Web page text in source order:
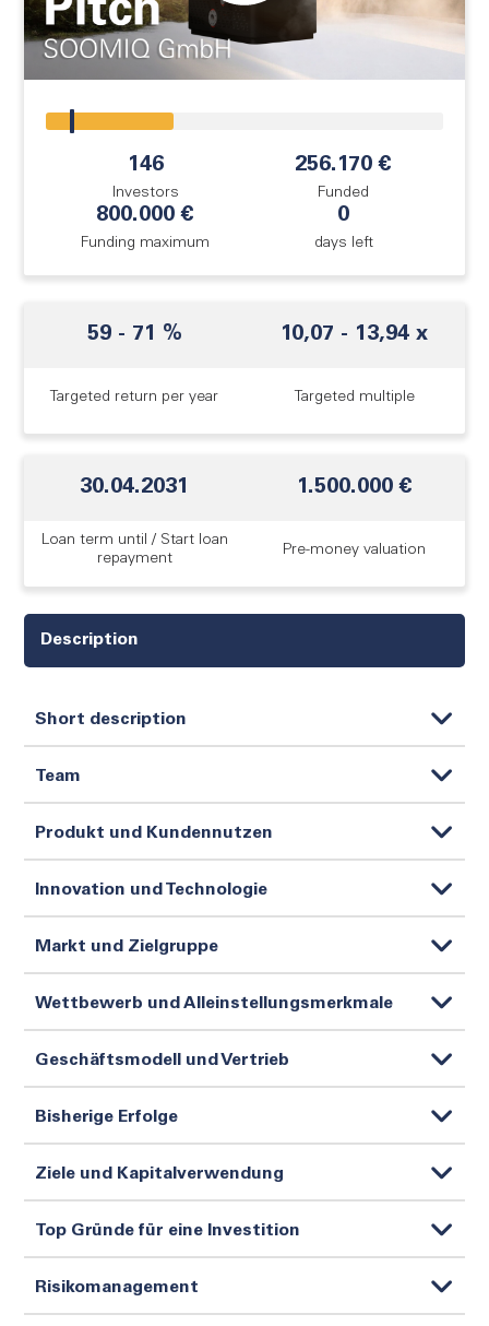
146
Investors
256.170 €
Funded
800.000 €
Funding maximum
0
days left
59- 71 %
Targeted return per year
10,07 - 13,94 x
Targeted multiple
30.04.2031
Loan term until / Start loan
repayment
1.500.000 €
Pre-money valuation
Description
Short description
Team
Produkt und Kundennutzen
Innovation und Technologie
Markt und Zielgruppe
Wettbewerb und Alleinstellungsmerkmale
Geschäftsmodell und Vertrieb
Bisherige Erfolge
Ziele und Kapitalverwendung
Top Gründe für eine Investition
Risikomanagement